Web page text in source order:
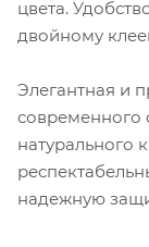
цвета.
двойному
Элегантная и
современного
натурального
надежную